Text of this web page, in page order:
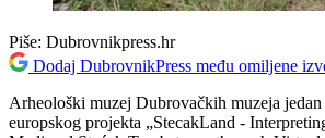
Piše: Dubrovnikpress.hr
Dodaj DubrovnikPress među omiljene
Arheološki muzej Dubrovačkih muzeja jedan
europskog projekta „StecakLand -